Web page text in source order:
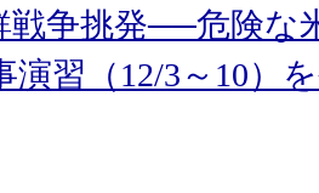
戦争挑発──危険な
演習（12/3～10）